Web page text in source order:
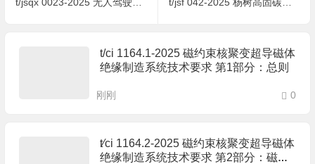
t/ci 1164.1-2025 磁约束核聚变超导磁体
绝缘制造系统技术要求 第1部分：总则
刚刚 0
t∕ci 1164.2-2025 磁约束核聚变超导磁体
绝缘制造系统技术要求 第2部分：磁约